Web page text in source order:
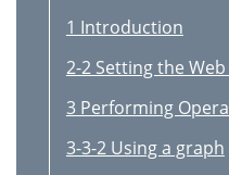
1 Introduction
2-2 Setting the
3 Performing
3-3-2 Using a graph